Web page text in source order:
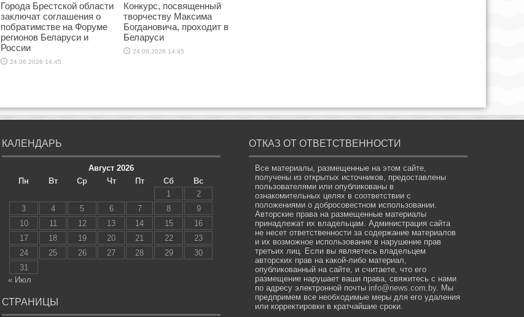
Города Брестской области
заключат соглашения о
побратимстве на Форуме
регионов Беларуси и
России
24.06.2026 14:45
Конкурс, посвященный
творчеству Максима
Богдановича, проходит в
Беларуси
24.06.2026 14:45
КАЛЕНДАРЬ
Август 2026
Пн
Вт Ср Чт Пт Сб
Вс
1
2
3
4 5 6 7 8
9
10
11 12 13 14 15
16
17
18 19 20 21 22
23
24
25 26 27 28 29
30
31
« Июл
СТРАНИЦЫ
ОТКАЗ ОТ ОТВЕТСТВЕННОСТИ
Все материалы, размещенные на этом сайте,
получены из открытых источников, предоставлены
пользователями или опубликованы в
ознакомительных целях в соответствии с
положениями о добросовестном использовании.
Авторские права на размещенные материалы
принадлежат их владельцам. Администрация сайта
не несет ответственности за содержание материалов
и их возможное использование в нарушение прав
третьих лиц. Если вы являетесь владельцем
авторских прав на какой-либо материал,
опубликованный на сайте, и считаете, что его
размещение нарушает ваши права, свяжитесь с нами
по адресу электронной почты info@news.com.by. Мы
предпримем все необходимые меры для его удаления
или корректировки в кратчайшие сроки.